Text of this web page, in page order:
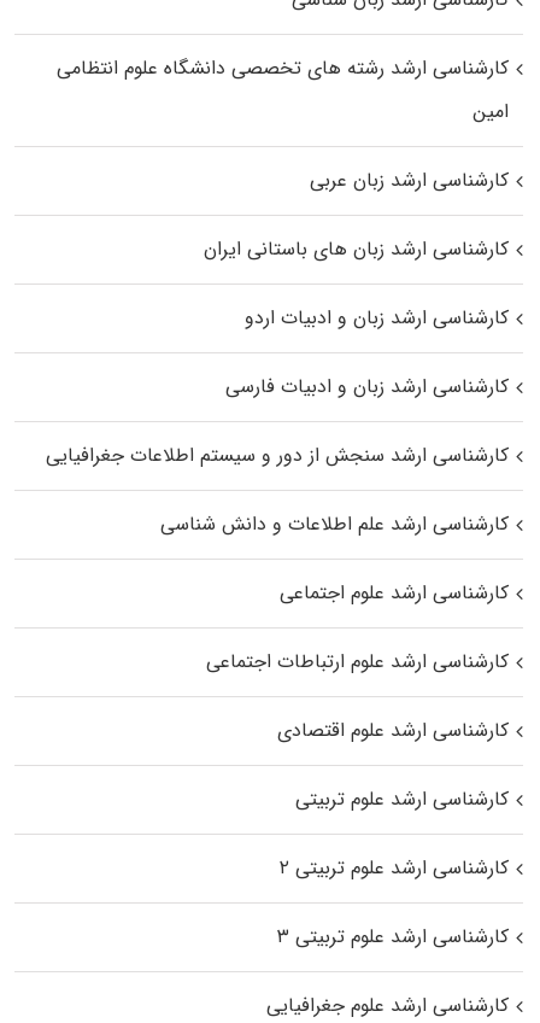
کارشناسی ارشد رﺷﺘﻪ ﻫﺎی تخصصی داﻧﺸﮕﺎه ﻋﻠﻮم انتظامی
اﻣﻴﻦ
کارشناسی ارشد زبان عربی
کارشناسی ارشد زبان‌ های باستانی ایران
کارشناسی ارشد زبان و ادبیات اردو
کارشناسی ارشد زبان و ادبیات فارسی
کارشناسی ارشد سنجش از دور و سیستم اطلاعات جغرافیایی
کارشناسی ارشد علم اطلاعات و دانش شناسی
کارشناسی ارشد علوم اجتماعی
کارشناسی ارشد علوم ارتباطات اجتماعی
کارشناسی ارشد علوم اقتصادی
کارشناسی ارشد علوم تربیتی
کارشناسی ارشد علوم تربیتی ۲
کارشناسی ارشد علوم تربیتی ۳
کارشناسی ارشد علوم جغرافیایی